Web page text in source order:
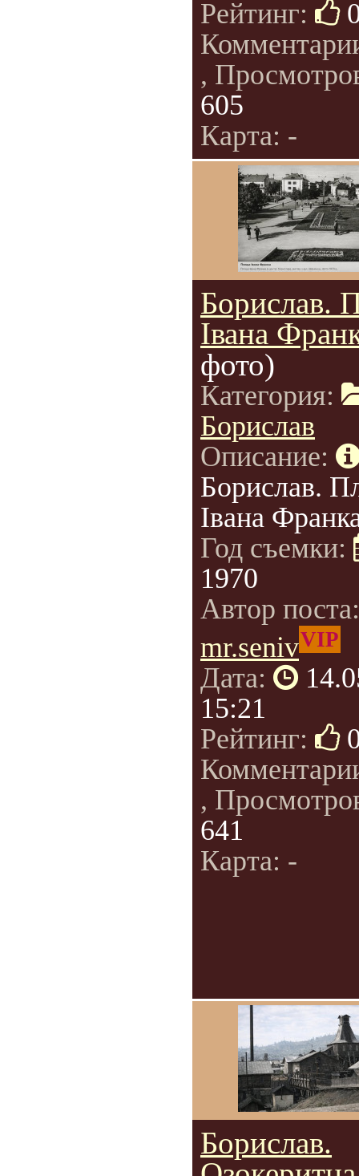
Рейтинг:
,
605
Карта: -
Борислав.
Івана
фото)
Категория:
Борислав
Описание:
Борислав.
Івана
Год съемки:
1970
Автор
mr.senivVIP
Дата:
15:21
Рейтинг:
,
641
Карта: -
Борислав.